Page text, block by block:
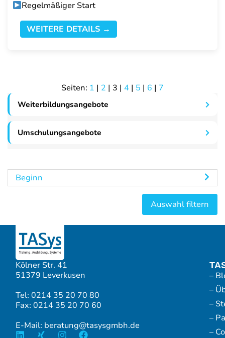
Regelmäßiger Start
WEITERE DETAILS →
Seiten: 1 | 2 | 3 | 4 | 5 | 6 | 7
Weiterbildungsangebote
Umschulungsangebote
Beginn
Kölner Str. 41
51379 Leverkusen
Tel: 0214 35 20 70 80
Fax: 0214 35 20 70 60
E-Mail: beratung@tasysgmbh.de
–
–
–
–
–